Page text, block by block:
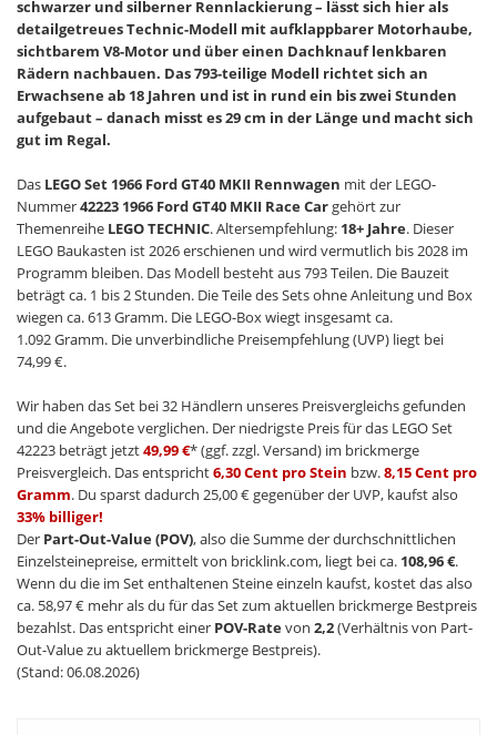
schwarzer und silberner Rennlackierung – lässt sich hier als
detailgetreues Technic-Modell mit aufklappbarer Motorhaube,
sichtbarem V8-Motor und über einen Dachknauf lenkbaren
Rädern nachbauen. Das 793-teilige Modell richtet sich an
Erwachsene ab 18 Jahren und ist in rund ein bis zwei Stunden
aufgebaut – danach misst es 29 cm in der Länge und macht sich
gut im Regal.
Das LEGO Set 1966 Ford GT40 MKII Rennwagen mit der LEGO-
Nummer42223 1966 Ford GT40 MKII Race Cargehört zur
Themenreihe LEGO TECHNIC. Altersempfehlung: 18+ Jahre. Dieser
LEGO Baukasten ist 2026 erschienen und wird vermutlich bis 2028 im
Programm bleiben. Das Modell besteht aus 793 Teilen. Die Bauzeit
beträgt ca. 1 bis 2 Stunden. Die Teile des Sets ohne Anleitung und Box
wiegen ca. 613 Gramm. Die LEGO-Box wiegt insgesamt ca.
1.092 Gramm. Die unverbindliche Preisempfehlung (UVP) liegt bei
74,99 €.
Wir haben das Set bei 32 Händlern unseres Preisvergleichs gefunden
und die Angebote verglichen. Der niedrigste Preis für das LEGO Set
42223 beträgt jetzt49,99 €* (ggf. zzgl. Versand) im brickmerge
Preisvergleich. Das entspricht6,30 Cent pro Stein bzw.8,15 Cent pro
Gramm. Du sparst dadurch 25,00 € gegenüber der UVP, kaufst also
33% billiger!
Der Part-Out-Value (POV), also die Summe der durchschnittlichen
Einzelsteinepreise, ermittelt von bricklink.com, liegt bei ca. 108,96 €.
Wenn du die im Set enthaltenen Steine einzeln kaufst, kostet das also
ca. 58,97 € mehr als du für das Set zum aktuellen brickmerge Bestpreis
bezahlst. Das entspricht einer POV-Ratevon 2,2(Verhältnis von Part-
Out-Value zu aktuellem brickmerge Bestpreis).
(Stand: 06.08.2026)